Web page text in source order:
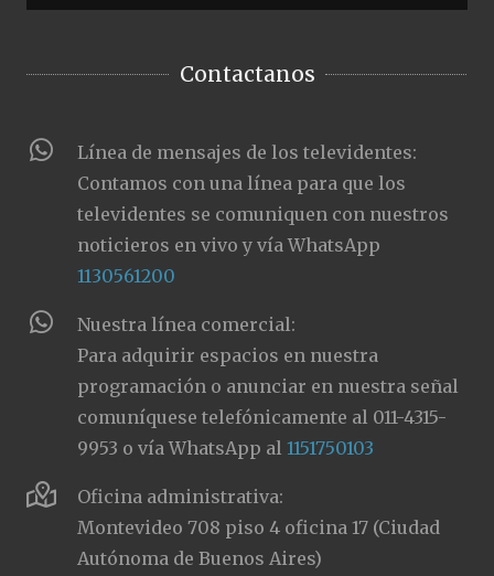
Contactanos
Línea de mensajes de los televidentes:
Contamos con una línea para que los
televidentes se comuniquen con nuestros
noticieros en vivo y vía WhatsApp
1130561200
Nuestra línea comercial:
Para adquirir espacios en nuestra
programación o anunciar en nuestra señal
comuníquese telefónicamente al 011-4315-
9953 o vía WhatsApp al1151750103
Oficina administrativa:
Montevideo 708 piso 4 oficina 17 (Ciudad
Autónoma de Buenos Aires)